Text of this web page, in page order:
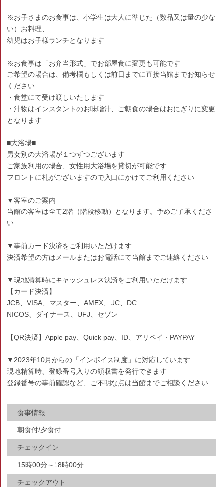
※お子さまのお食事は、小学生は大人に準じた（数品又は量の少な
い）お料理、
幼児はお子様ランチとなります
※お食事は「お弁当形式」でお部屋食に変更も可能です
ご希望の場合は、備考欄もしくは前日までに直接当館までお知らせ
ください
・食堂にて受け渡しいたします
・汁物はインスタントのお味噌汁、ご朝食の場合はおにぎりに変更
となります
■大浴場■
男女別の大浴場が１つずつございます
ご家族利用の場合、女性用大浴場を貸切が可能です
フロントに札がございますので入口にかけてご利用ください
▼客室のご案内
当館の客室は全て2階（階段移動）となります。予めご了承くださ
い
▼事前カード決済をご利用いただけます
決済希望の方はメールまたはお電話にて当館までご連絡ください
▼現地清算時にキャッシュレス決済をご利用いただけます
【カード決済】
JCB、VISA、マスター、AMEX、UC、DC
NICOS、ダイナース、UFJ、セゾン
【QR決済】Apple pay、Quick pay、ID、アリペイ・PAYPAY
▼2023年10月からの「インボイス制度」に対応しています
現地精算時、登録番号入りの領収書を発行できます
登録番号の事前確認など、ご不明な点は当館までご相談ください
食事情報
朝食付/夕食付
チェックイン
15時00分～18時00分
チェックアウト